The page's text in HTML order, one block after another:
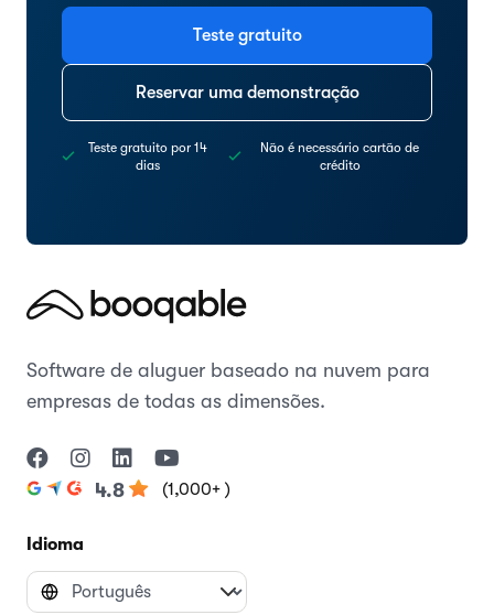
Teste gratuito
Reservar uma demonstração
Teste gratuito por 14
dias
Não é necessário cartão de
crédito
Software de aluguer baseado na nuvem para
empresas de todas as dimensões.
4.8 (1,000+ )
Idioma